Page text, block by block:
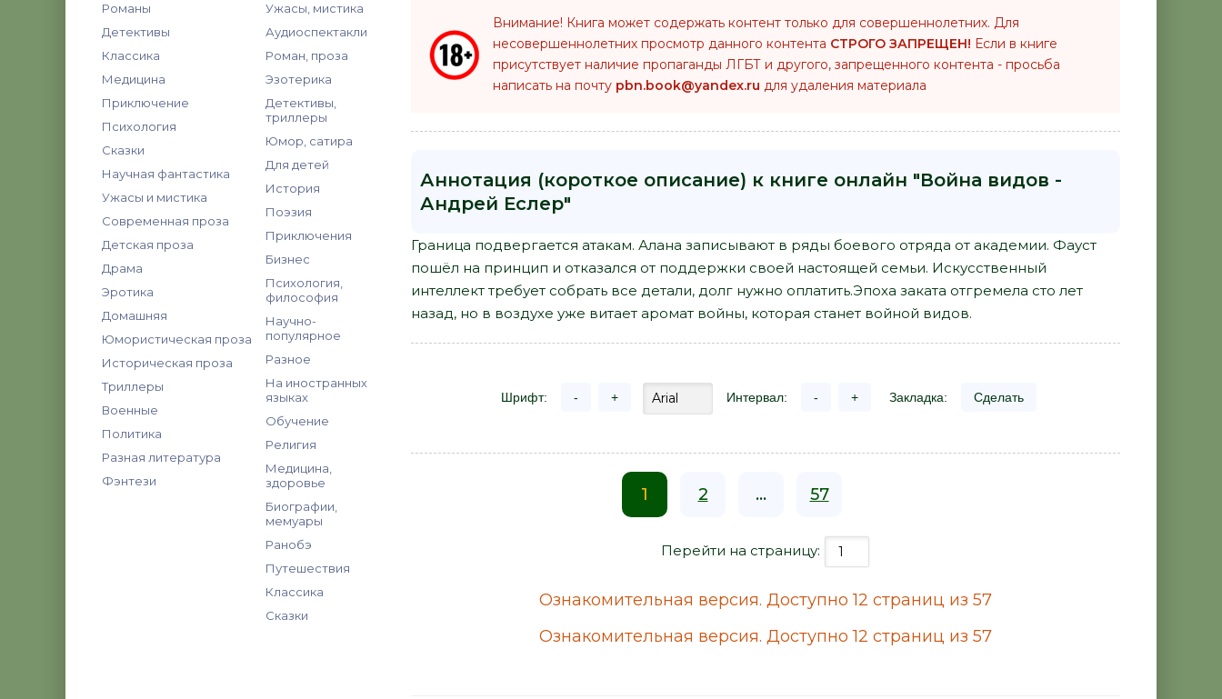
Романы
Детективы
Классика
Медицина
Приключение
Психология
Сказки
Научная фантастика
Ужасы и мистика
Современная проза
Детская проза
Драма
Эротика
Домашняя
Юмористическая проза
Историческая проза
Триллеры
Военные
Политика
Разная литература
Фэнтези
Ужасы, мистика
Аудиоспектакли
Роман, проза
Эзотерика
Детективы,
триллеры
Юмор, сатира
Для детей
История
Поэзия
Приключения
Бизнес
Психология,
философия
Научно-
популярное
Разное
На иностранных
языках
Обучение
Религия
Медицина,
здоровье
Биографии,
мемуары
Ранобэ
Путешествия
Классика
Сказки
Внимание! Книга может содержать контент только для совершеннолетних. Для
несовершеннолетних просмотр данного контента СТРОГО ЗАПРЕЩЕН! Если в книге
присутствует наличие пропаганды ЛГБТ и другого, запрещенного контента - просьба
написать на почту pbn.book@yandex.ru для удаления материала
Аннотация (короткое описание) к книге онлайн "Война видов -
Андрей Еслер"
Граница подвергается атакам. Алана записывают в ряды боевого отряда от академии. Фауст
пошёл на принцип и отказался от поддержки своей настоящей семьи. Искусственный
интеллект требует собрать все детали, долг нужно оплатить.Эпоха заката отгремела сто лет
назад, но в воздухе уже витает аромат войны, которая станет войной видов.
Шрифт: - + Интервал: - + Закладка: Сделать
1 2 ... 57
Перейти на страницу:
Ознакомительная версия. Доступно 12 страниц из 57
Ознакомительная версия. Доступно 12 страниц из 57